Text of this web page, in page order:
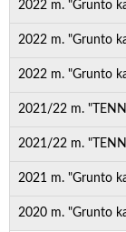
2022 m. "Grunto
2022 m. "Grunto
2022 m. "Grunto
2021/22 m.
2021/22 m.
2021 m. "Grunto
2020 m. "Grunto